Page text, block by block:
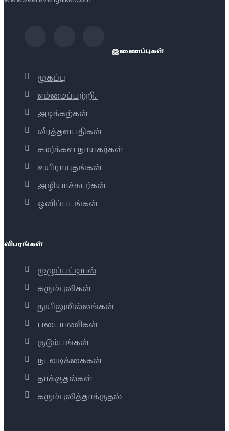
இணைப்புகள்
முகப்பு
எம்மைப்பற்றி..
அடிக்கற்கள்
வீரத்தளபதிகள்
சமர்க்கள நாயகர்கள்
உயிராயுதங்கள்
அழியாச்சுடர்கள்
ஒளிப்படங்கள்
விபரங்கள்
முழுப்பட்டியல்
கரும்புலிகள்
துயிலுமில்லங்கள்
படையணிகள்
குடும்பங்கள்
நடவடிக்கைகள்
தாக்குதல்கள்
கரும்புலித்தாக்குதல்